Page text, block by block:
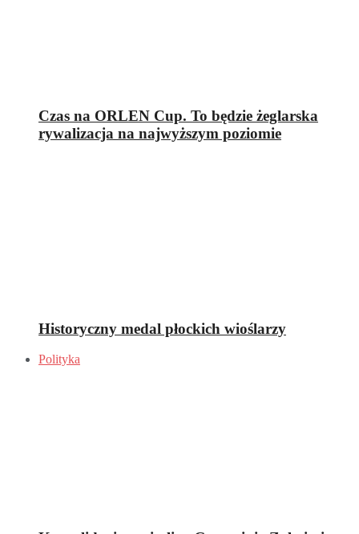
Czas na ORLEN Cup. To będzie żeglarska
rywalizacja na najwyższym poziomie
Historyczny medal płockich wioślarzy
Polityka